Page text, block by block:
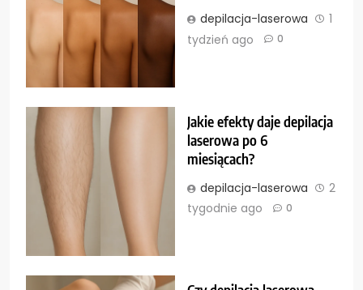
depilacja-laserowa
1
tydzień ago
0
Jakie efekty daje depilacja
laserowa po 6
miesiącach?
depilacja-laserowa
2
tygodnie ago
0